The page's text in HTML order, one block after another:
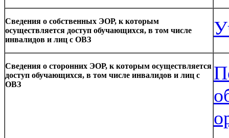
Сведения о собственных ЭОР, к которым
осуществляется доступ обучающихся, в том числе
инвалидов и лиц с ОВЗ
Сведения о сторонних ЭОР, к которым осуществляется
доступ обучающихся, в том числе инвалидов и лиц с
ОВЗ